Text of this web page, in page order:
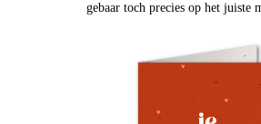
gebaar toch precies op het juiste